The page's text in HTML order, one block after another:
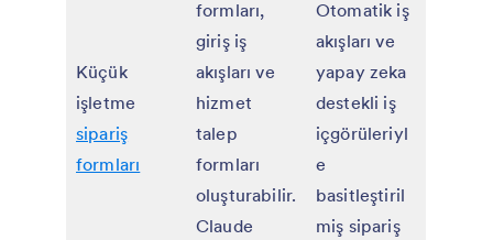
Küçük
işletme
sipariş
formları
formları,
giriş iş
akışları ve
hizmet
talep
formları
oluşturabilir.
Claude
Otomatik iş
akışları ve
yapay zeka
destekli iş
içgörüleriyl
e
basitleştiril
miş sipariş